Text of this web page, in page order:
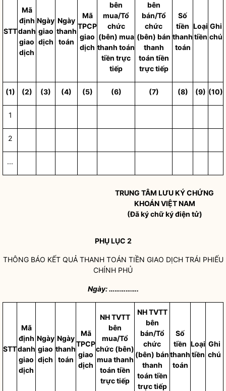
STT
Mã
định
danh
giao
dịch
Ngày
giao
dịch
Ngày
thanh
toán
Mã
TPCP
giao
dịch
bên
mua/Tổ
chức
(bên) mua
thanh toán
tiền trực
tiếp
bên
bán/Tổ
chức
(bên) bán
thanh
toán tiền
trực tiếp
Số
tiền
thanh
toán
Loại
tiền
Ghi
chú
(1) (2) (3) (4) (5) (6) (7) (8) (9) (10)
1
2
...
TRUNG TÂM LƯU KÝ CHỨNG
KHOÁN VIỆT NAM
(Đã ký chữ ký điện tử)
PHỤ LỤC 2
THÔNG BÁO KẾT QUẢ THANH TOÁN TIỀN GIAO DỊCH TRÁI PHIẾU
CHÍNH PHỦ
Ngày: …………….
STT
Mã
định
danh
giao
dịch
Ngày
giao
dịch
Ngày
thanh
toán
Mã
TPCP
giao
dịch
NH TVTT
bên
mua/Tổ
chức (bên)
mua thanh
toán tiền
trực tiếp
NH TVTT
bên
bán/Tổ
chức
(bên) bán
thanh
toán tiền
trực tiếp
Số
tiền
thanh
toán
Loại
tiền
Ghi
chú